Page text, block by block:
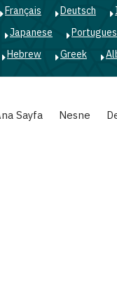
Français Deutsch
Japanese
Hebrew Greek
Sayfa Nesne